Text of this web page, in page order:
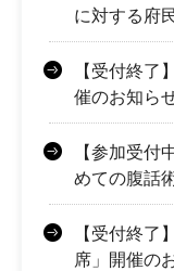
に対する府
【受付終了
催のお知ら
【参加受付
めての腹話
【受付終了
席」開催の